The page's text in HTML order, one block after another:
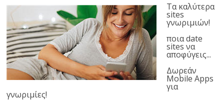
Τα καλύτερα
sites
γνωριμιών!
ποια date
sites να
αποφύγεις...
Δωρεάν
Mobile Apps
για
γνωριμίες!